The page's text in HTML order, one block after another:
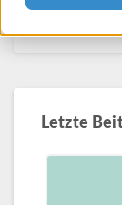
Letzte